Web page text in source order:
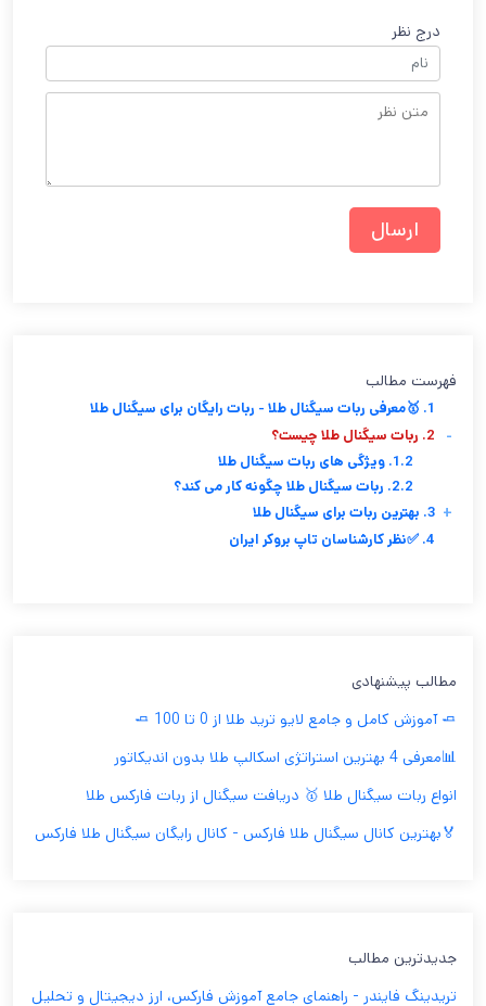
درج نظر
فهرست مطالب
1. 🥇معرفی ربات سیگنال طلا - ربات رایگان برای سیگنال طلا
2. ربات سیگنال طلا چیست؟
-
1.2. ویژگی های ربات سیگنال طلا
2.2. ربات سیگنال طلا چگونه کار می کند؟
3. بهترین ربات برای سیگنال طلا +
4. ✅نظر کارشناسان تاپ بروکر ایران
مطالب پیشنهادی
🧈 آموزش کامل و جامع لایو ترید طلا از 0 تا 100 🧈
📊معرفی 4 بهترین استراتژی اسکالپ طلا بدون اندیکاتور
انواع ربات سیگنال طلا 🥇 دریافت سیگنال از ربات فارکس طلا
🏅بهترین کانال سیگنال طلا فارکس - کانال رایگان سیگنال طلا فارکس
جدیدترین مطالب
تریدینگ فایندر - راهنمای جامع آموزش فارکس، ارز دیجیتال و تحلیل